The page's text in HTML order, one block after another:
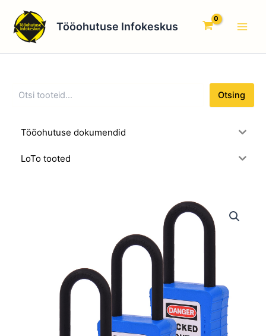
content
Tööohutuse Infokeskus
s
n
Otsing
Tööohutuse dokumendid
LoTo tooted